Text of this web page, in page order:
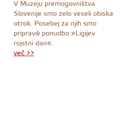
V Muzeju premogovništva
Slovenije smo zelo veseli obiska
otrok. Posebej za njih smo
pripravili ponudbo »Ligijev
rojstni dan«.
več >>